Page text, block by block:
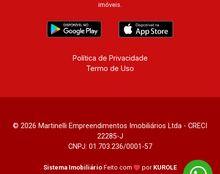
imóveis.
Política de Privacidade
Termo de Uso
© 2026 Martinelli Empreendimentos Imobiliários Ltda - CRECI
22285-J
CNPJ: 01.703.236/0001-57
Sistema Imobiliário Feito com por KUROLE